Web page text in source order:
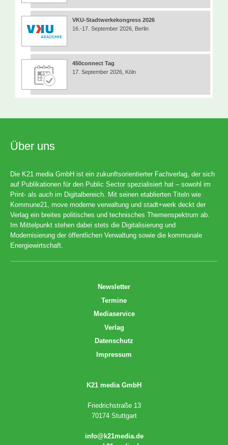
VKU-Stadtwerkekongress 2026
16.-17. September 2026, Berlin
450connect Tag
17. September 2026, Köln
Über uns
Die K21 media GmbH ist ein zukunftsorientierter Fachverlag, der sich
auf Publikationen für den Public Sector spezialisiert hat – sowohl im
Print- als auch im Digitalbereich. Mit seinen etablierten Titeln wie
Kommune21, move moderne verwaltung und stadt+werk deckt der
Verlag ein breites politisches und technisches Themenspektrum ab.
Im Mittelpunkt stehen dabei stets die Digitalisierung und
Modernisierung der öffentlichen Verwaltung sowie die kommunale
Energiewirtschaft.
Newsletter
Termine
Mediaservice
Verlag
Datenschutz
Impressum
K21 media GmbH
Friedrichstraße 13
70174 Stuttgart
info@k21media.de